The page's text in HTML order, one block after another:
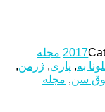
مجله
به, پاری, ژرمن,
سن, مجله